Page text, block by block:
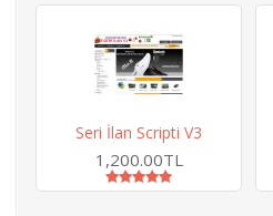
Seri İlan Scripti V3
1,200.00TL